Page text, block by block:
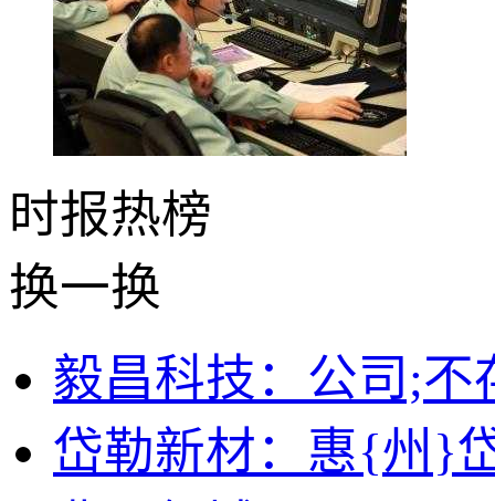
时报热榜
换一换
毅昌科技：公司;不
岱勒新材：惠{州}